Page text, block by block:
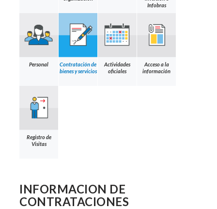
Infobras
Personal
Contratación de
bienes y servicios
Actividades
oficiales
Acceso a la
información
Registro de
Visitas
INFORMACION DE
CONTRATACIONES